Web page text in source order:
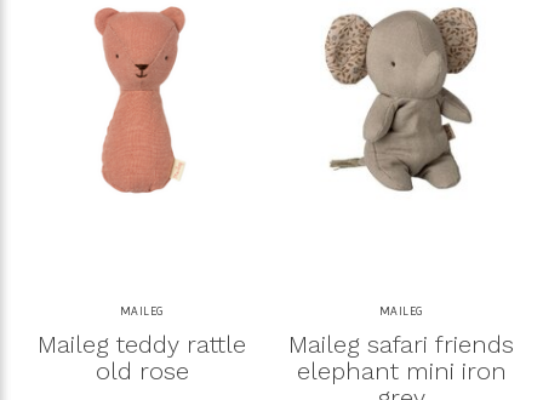
MAILEG
Maileg teddy rattle
old rose
MAILEG
Maileg safari friends
elephant mini iron